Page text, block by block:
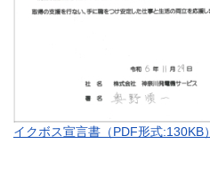
イクボス宣言書（PDF形式:130KB）